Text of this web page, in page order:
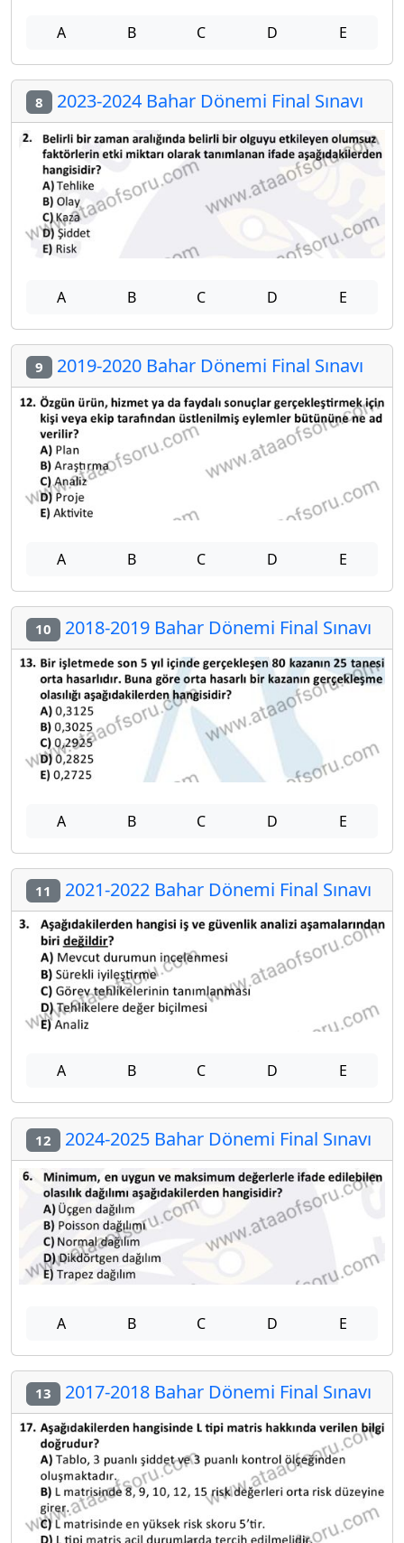
A B C D E
8 2023-2024 Bahar Dönemi Final Sınavı
A B C D E
9 2019-2020 Bahar Dönemi Final Sınavı
A B C D E
10 2018-2019 Bahar Dönemi Final Sınavı
A B C D E
11 2021-2022 Bahar Dönemi Final Sınavı
A B C D E
12 2024-2025 Bahar Dönemi Final Sınavı
A B C D E
13 2017-2018 Bahar Dönemi Final Sınavı